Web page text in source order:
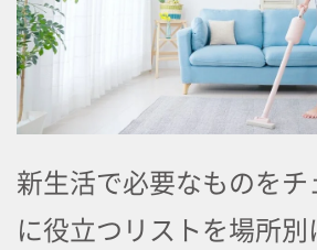
新生活で必要なものを
に役立つリストを場所別